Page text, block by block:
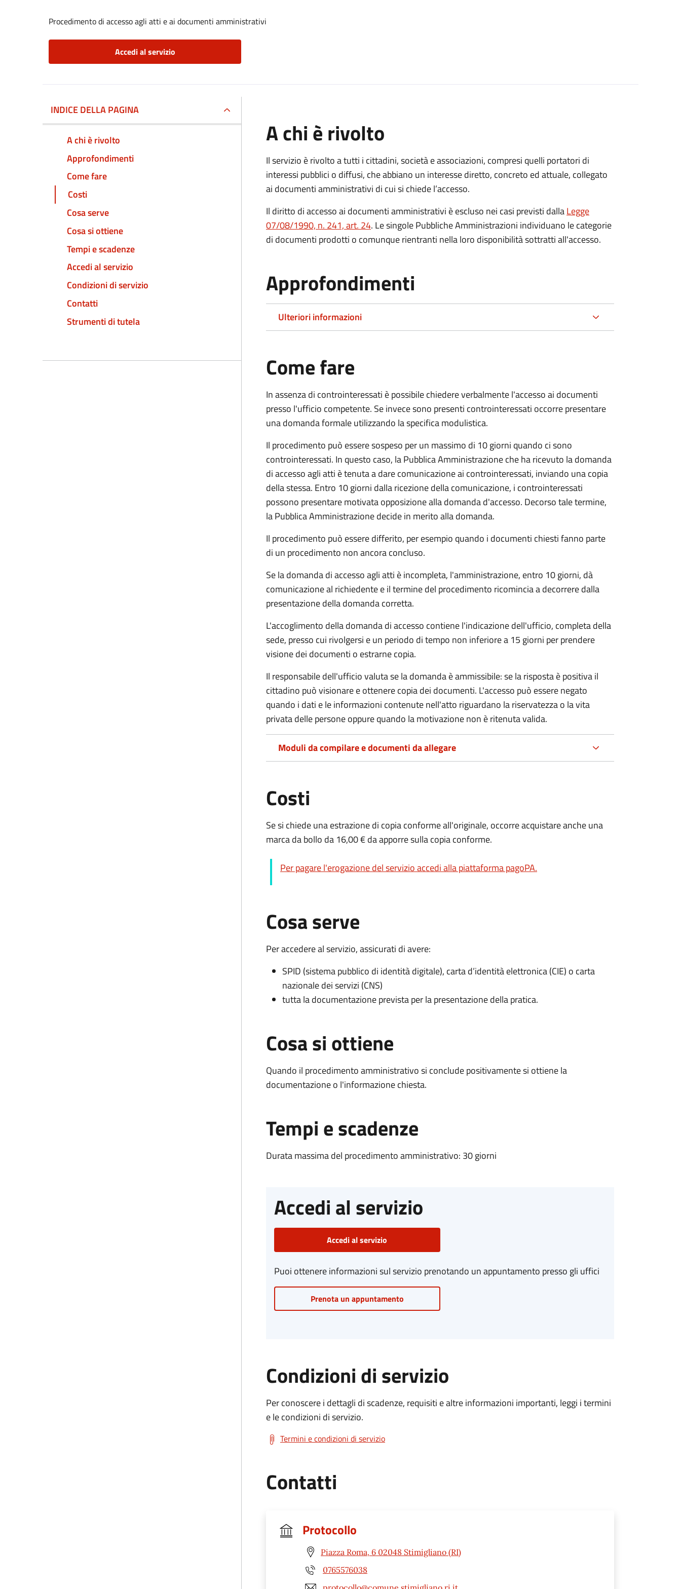
Procedimento di accesso agli atti e ai documenti amministrativi
Accedi al servizio
INDICE DELLA PAGINA
A chi è rivolto
Approfondimenti
Come fare
Costi
Cosa serve
Cosa si ottiene
Tempi e scadenze
Accedi al servizio
Condizioni di servizio
Contatti
Strumenti di tutela
A chi è rivolto
Il servizio è rivolto a tutti i cittadini, società e associazioni, compresi quelli portatori di
interessi pubblici o diffusi, che abbiano un interesse diretto, concreto ed attuale, collegato
ai documenti amministrativi di cui si chiede l’accesso.
Il diritto di accesso ai documenti amministrativi è escluso nei casi previsti dallaLegge
07/08/1990, n. 241, art. 24. Le singole Pubbliche Amministrazioni individuano le categorie
di documenti prodotti o comunque rientranti nella loro disponibilità sottratti all'accesso.
Approfondimenti
Ulteriori informazioni
Come fare
In assenza di controinteressati è possibile chiedere verbalmente l'accesso ai documenti
presso l'ufficio competente. Se invece sono presenti controinteressati occorre presentare
una domanda formale utilizzando la specifica modulistica.
Il procedimento può essere sospeso per un massimo di 10 giorni quando ci sono
controinteressati. In questo caso, la Pubblica Amministrazione che ha ricevuto la domanda
di accesso agli atti è tenuta a dare comunicazione ai controinteressati, inviando una copia
della stessa. Entro 10 giorni dalla ricezione della comunicazione, i controinteressati
possono presentare motivata opposizione alla domanda d'accesso. Decorso tale termine,
la Pubblica Amministrazione decide in merito alla domanda.
Il procedimento può essere differito, per esempio quando i documenti chiesti fanno parte
di un procedimento non ancora concluso.
Se la domanda di accesso agli atti è incompleta, l'amministrazione, entro 10 giorni, dà
comunicazione al richiedente e il termine del procedimento ricomincia a decorrere dalla
presentazione della domanda corretta.
L'accoglimento della domanda di accesso contiene l'indicazione dell'ufficio, completa della
sede, presso cui rivolgersi e un periodo di tempo non inferiore a 15 giorni per prendere
visione dei documenti o estrarne copia.
Il responsabile dell'ufficio valuta se la domanda è ammissibile: se la risposta è positiva il
cittadino può visionare e ottenere copia dei documenti. L'accesso può essere negato
quando i dati e le informazioni contenute nell'atto riguardano la riservatezza o la vita
privata delle persone oppure quando la motivazione non è ritenuta valida.
Moduli da compilare e documenti da allegare
Costi
Se si chiede una estrazione di copia conforme all'originale, occorre acquistare anche una
marca da bollo da 16,00 € da apporre sulla copia conforme.
Per pagare l'erogazione del servizio accedi alla piattaforma pagoPA.
Cosa serve
Per accedere al servizio, assicurati di avere:
SPID (sistema pubblico di identità digitale), carta d’identità elettronica (CIE) o carta
nazionale dei servizi (CNS)
tutta la documentazione prevista per la presentazione della pratica.
Cosa si ottiene
Quando il procedimento amministrativo si conclude positivamente si ottiene la
documentazione o l'informazione chiesta.
Tempi e scadenze
Durata massima del procedimento amministrativo: 30 giorni
Accedi al servizio
Accedi al servizio
Puoi ottenere informazioni sul servizio prenotando un appuntamento presso gli uffici
Prenota un appuntamento
Condizioni di servizio
Per conoscere i dettagli di scadenze, requisiti e altre informazioni importanti, leggi i termini
e le condizioni di servizio.
Termini e condizioni di servizio
Contatti
Protocollo
Piazza Roma, 6 02048 Stimigliano (RI)
0765576038